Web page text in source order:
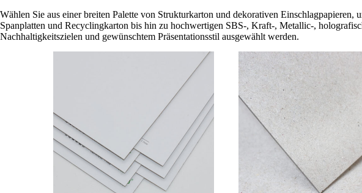
Wählen Sie aus einer breiten Palette von Strukturkarton und dekorativen
Spanplatten und Recyclingkarton bis hin zu hochwertigen SBS-, Kraft-, Metallic-,
Nachhaltigkeitszielen und gewünschtem Präsentationsstil ausgewählt werden.